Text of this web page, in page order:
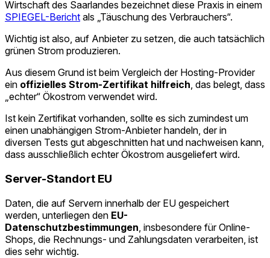
Wirtschaft des Saarlandes bezeichnet diese Praxis in einem
SPIEGEL-Bericht als „Täuschung des Verbrauchers“.
Wichtig ist also, auf Anbieter zu setzen, die auch tatsächlich
grünen Strom produzieren.
Aus diesem Grund ist beim Vergleich der Hosting-Provider
ein offizielles Strom-Zertifikat hilfreich, das belegt, dass
„echter“ Ökostrom verwendet wird.
Ist kein Zertifikat vorhanden, sollte es sich zumindest um
einen unabhängigen Strom-Anbieter handeln, der in
diversen Tests gut abgeschnitten hat und nachweisen kann,
dass ausschließlich echter Ökostrom ausgeliefert wird.
Server-Standort EU
Daten, die auf Servern innerhalb der EU gespeichert
werden, unterliegen den EU-
Datenschutzbestimmungen , insbesondere für Online-
Shops, die Rechnungs- und Zahlungsdaten verarbeiten, ist
dies sehr wichtig.